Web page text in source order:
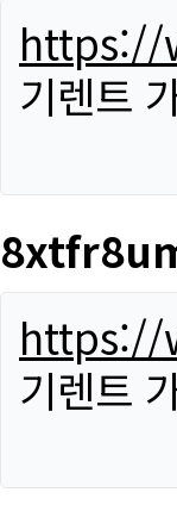
https://
기렌트
https://
기렌트